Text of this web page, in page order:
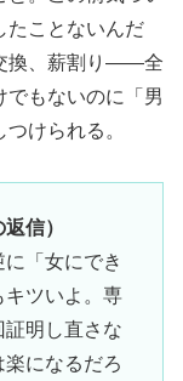
たことないんだ
換、薪割り——全
でもないのに「男
けられる。
信）
「女にでき
キツいよ。専
証明し直さな
になるだろ